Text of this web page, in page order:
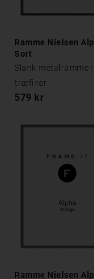
Ramme Nielsen
Sort
Slank metalramme
træfiner
579 kr
Ramme Nielsen